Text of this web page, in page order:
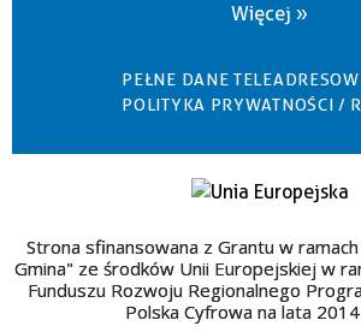
Więcej »
PEŁNE DANE
POLITYKA PRYWATNOŚCI /
Strona sfinansowana z Grantu w
Gmina" ze środków Unii Europejskiej w
Funduszu Rozwoju Regionalnego
Polska Cyfrowa na lata